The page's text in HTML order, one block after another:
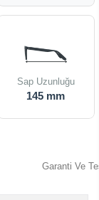
Sap Uzunluğu
145 mm
Garanti Ve